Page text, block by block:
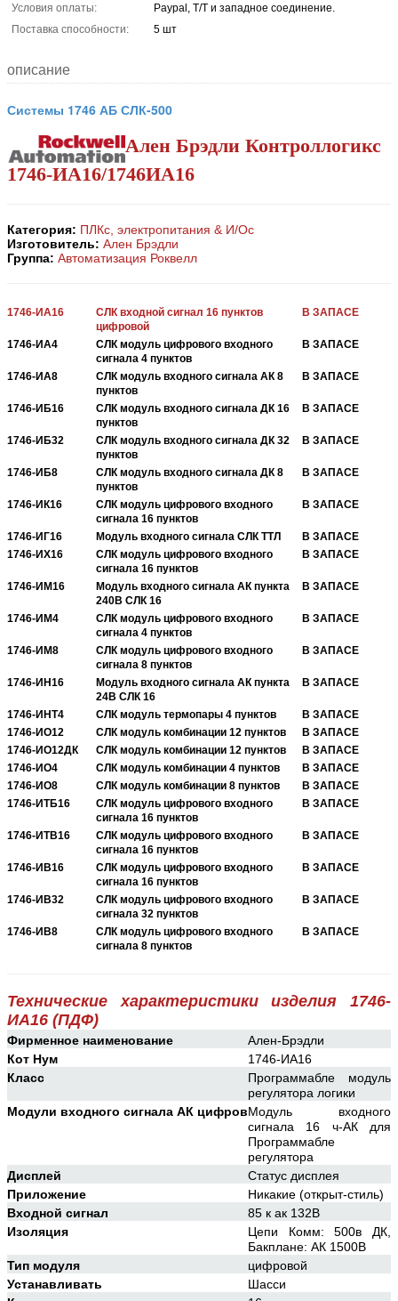
Условия оплаты:
Paypal, T/T и западное соединение.
Поставка способности:
5 шт
описание
Системы 1746 АБ СЛК-500
Ален Брэдли Контроллогикс
1746-ИА16/1746ИА16
Категория: ПЛКс, электропитания & И/Ос
Изготовитель: Ален Брэдли
Группа: Автоматизация Роквелл
1746-ИА16
СЛК входной сигнал 16 пунктов
цифровой
В ЗАПАСЕ
1746-ИА4
СЛК модуль цифрового входного
сигнала 4 пунктов
В ЗАПАСЕ
1746-ИА8
СЛК модуль входного сигнала АК 8
пунктов
В ЗАПАСЕ
1746-ИБ16
СЛК модуль входного сигнала ДК 16
пунктов
В ЗАПАСЕ
1746-ИБ32
СЛК модуль входного сигнала ДК 32
пунктов
В ЗАПАСЕ
1746-ИБ8
СЛК модуль входного сигнала ДК 8
пунктов
В ЗАПАСЕ
1746-ИК16
СЛК модуль цифрового входного
сигнала 16 пунктов
В ЗАПАСЕ
1746-ИГ16 Модуль входного сигнала СЛК ТТЛ
В ЗАПАСЕ
1746-ИХ16
СЛК модуль цифрового входного
сигнала 16 пунктов
В ЗАПАСЕ
1746-ИМ16
Модуль входного сигнала АК пункта
240В СЛК 16
В ЗАПАСЕ
1746-ИМ4
СЛК модуль цифрового входного
сигнала 4 пунктов
В ЗАПАСЕ
1746-ИМ8
СЛК модуль цифрового входного
сигнала 8 пунктов
В ЗАПАСЕ
1746-ИН16
Модуль входного сигнала АК пункта
24В СЛК 16
В ЗАПАСЕ
1746-ИНТ4 СЛК модуль термопары 4 пунктов
В ЗАПАСЕ
1746-ИО12
СЛК модуль комбинации 12 пунктов
В ЗАПАСЕ
1746-ИО12ДК
СЛК модуль комбинации 12 пунктов
В ЗАПАСЕ
1746-ИО4
СЛК модуль комбинации 4 пунктов
В ЗАПАСЕ
1746-ИО8
СЛК модуль комбинации 8 пунктов
В ЗАПАСЕ
1746-ИТБ16
СЛК модуль цифрового входного
сигнала 16 пунктов
В ЗАПАСЕ
1746-ИТВ16
СЛК модуль цифрового входного
сигнала 16 пунктов
В ЗАПАСЕ
1746-ИВ16
СЛК модуль цифрового входного
сигнала 16 пунктов
В ЗАПАСЕ
1746-ИВ32
СЛК модуль цифрового входного
сигнала 32 пунктов
В ЗАПАСЕ
1746-ИВ8
СЛК модуль цифрового входного
сигнала 8 пунктов
В ЗАПАСЕ
Технические характеристики изделия 1746-
ИА16 (ПДФ)
Фирменное наименование
Ален-Брэдли
Кот Нум
1746-ИА16
Класс
Программабле модуль
регулятора логики
Модули входного сигнала АК цифровМодуль входного
сигнала 16 ч-АК для
Программабле
регулятора
Дисплей
Статус дисплея
Приложение
Никакие (открыт-стиль)
Входной сигнал
85 к ак 132В
Изоляция
Цепи Комм: 500в ДК,
Бакплане: АК 1500В
Тип модуля
цифровой
Устанавливать
Шасси